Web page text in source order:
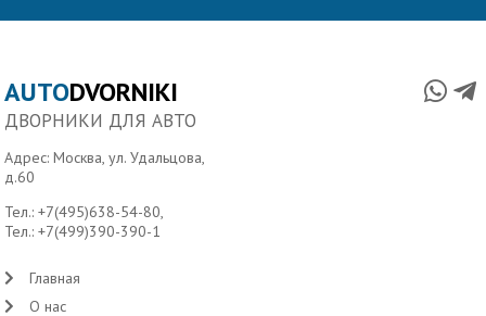
AUTODVORNIKI
ДВОРНИКИ ДЛЯ АВТО
Адрес: Москва, ул. Удальцова,
д.60
Тел.:+7(495)638-54-80,
Тел.:+7(499)390-390-1
Главная
О нас